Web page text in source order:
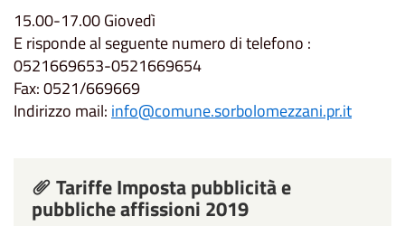
15.00-17.00 Giovedì
E risponde al seguente numero di telefono :
0521669653-0521669654
Fax: 0521/669669
Indirizzo mail: info@comune.sorbolomezzani.pr.it
Tariffe Imposta pubblicità e
pubbliche affissioni 2019